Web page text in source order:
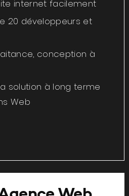
internet facilement
20 développeurs et
conception à
solution à long terme
Web